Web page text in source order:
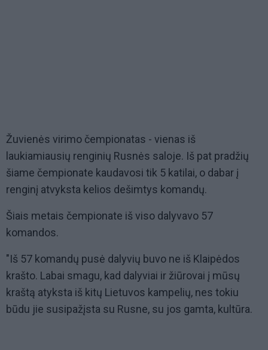
Žuvienės virimo čempionatas - vienas iš
laukiamiausių renginių Rusnės saloje. Iš pat pradžių
šiame čempionate kaudavosi tik 5 katilai, o dabar į
renginį atvyksta kelios dešimtys komandų.
Šiais metais čempionate iš viso dalyvavo 57
komandos.
"Iš 57 komandų pusė dalyvių buvo ne iš Klaipėdos
krašto. Labai smagu, kad dalyviai ir žiūrovai į mūsų
kraštą atyksta iš kitų Lietuvos kampelių, nes tokiu
būdu jie susipažįsta su Rusne, su jos gamta, kultūra.